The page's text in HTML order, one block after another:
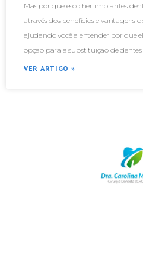
Mas por que escolher implantes
através dos benefícios e vantagens
ajudando você a entender por que
opção para a substituição de dentes
VER ARTIGO »